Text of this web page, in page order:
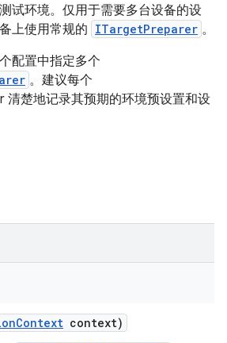
试环境。仅用于需要多台设备的设
上使用常规的 ITargetPreparer 。
配置中指定多个
。建议每个
清楚地记录其预期的环境预设置和设
Context context)